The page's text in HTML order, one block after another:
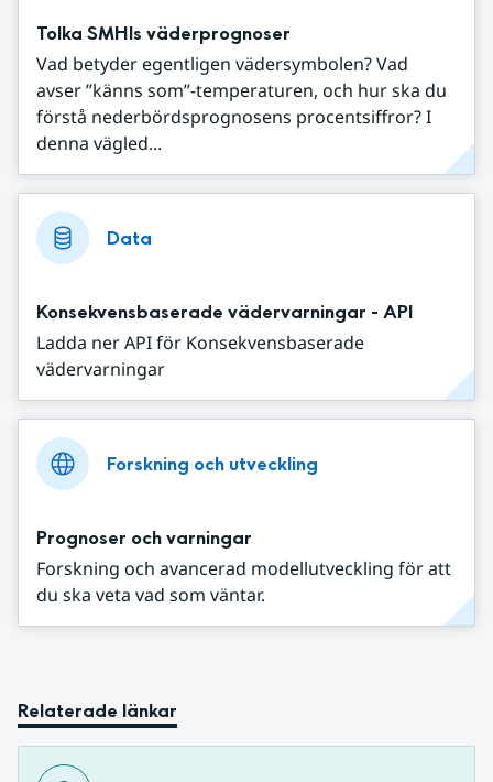
Tolka SMHIs väderprognoser
Vad betyder egentligen vädersymbolen? Vad
avser ”känns som”-temperaturen, och hur ska du
förstå nederbördsprognosens procentsiffror? I
denna vägled...
Data
Konsekvensbaserade vädervarningar - API
Ladda ner API för Konsekvensbaserade
vädervarningar
Forskning och utveckling
Prognoser och varningar
Forskning och avancerad modellutveckling för att
du ska veta vad som väntar.
Relaterade länkar